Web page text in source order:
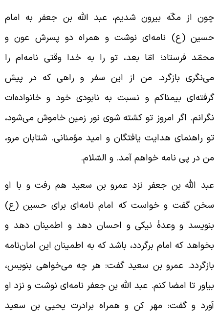
از مکّه بیرون شدیم، عبد الله بن جعفر به امام
(ع) نامه‌ای نوشت و همراه دو پسرش عون و
فرستاد؛ امّا بعد، تو را به خدا وقتی نامه‌ام را
بازگرد. من از این سفر و راهی که در پیش
بیمناکم و نسبت به نابودی خود و خانواده‌ات
اگر امروز تو کشته شوی نور زمین خاموش می‌شود،
راهنمای هدایت یافتگان و امید مؤمنانی. شتابان مرو،
در پی نامه خواهم آمد. و السّلام.
الله بن جعفر نزد عمرو بن سعید هم رفت و با او
گفت و خواست که امام نامه‌ای برای حسین (ع)
و وعدۀ نیکی و احسان دهد و اطمینان دهد و
که امام برگردد، باشد که به اطمینان این امان‌نامه
عمرو بن سعید گفت: هر چه می‌خواهی بنویس،
تا امضا کنم. عبد الله بن جعفر نامه‌ای نوشت و نزد او
و گفت: مهر کن و همراه برادرت یحیی بن سعید